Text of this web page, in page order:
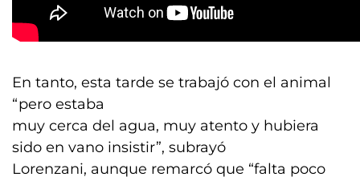
En tanto, esta tarde se trabajó con el animal
“pero estaba
muy cerca del agua, muy atento y hubiera
sido en vano insistir”, subrayó
Lorenzani, aunque remarcó que “falta poco